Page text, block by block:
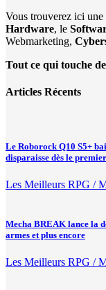
Vous trouverez ici une
Hardware, le
Webmarketing,
Tout ce qui touche
Articles Récents
Le Roborock Q10 S5+
disparaisse dès le
Les Meilleurs RPG /
Mecha BREAK lance la
armes et plus encore
Les Meilleurs RPG /